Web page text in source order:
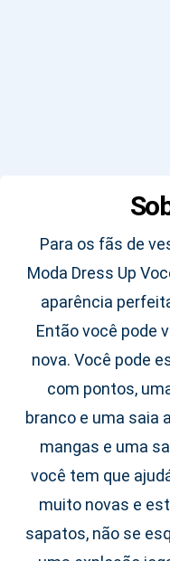
Para os fãs de
Moda Dress Up
aparência
Então você pode
nova. Você pode
com pontos,
branco e uma saia
mangas e uma
você tem que
muito novas e
sapatos, não se